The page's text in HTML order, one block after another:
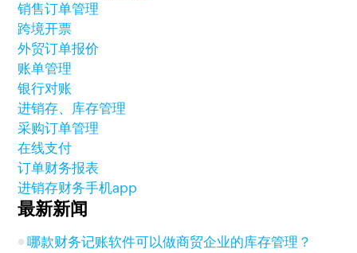
销售订单管理
跨境开票
外贸订单报价
账单管理
银行对账
进销存、库存管理
采购订单管理
在线支付
订单财务报表
进销存财务手机app
最新新闻
哪款财务记账软件可以做商贸企业的库存管理？